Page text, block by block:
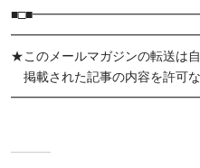
★このメールマガジンの転送は自
掲載された記事の内容を許可